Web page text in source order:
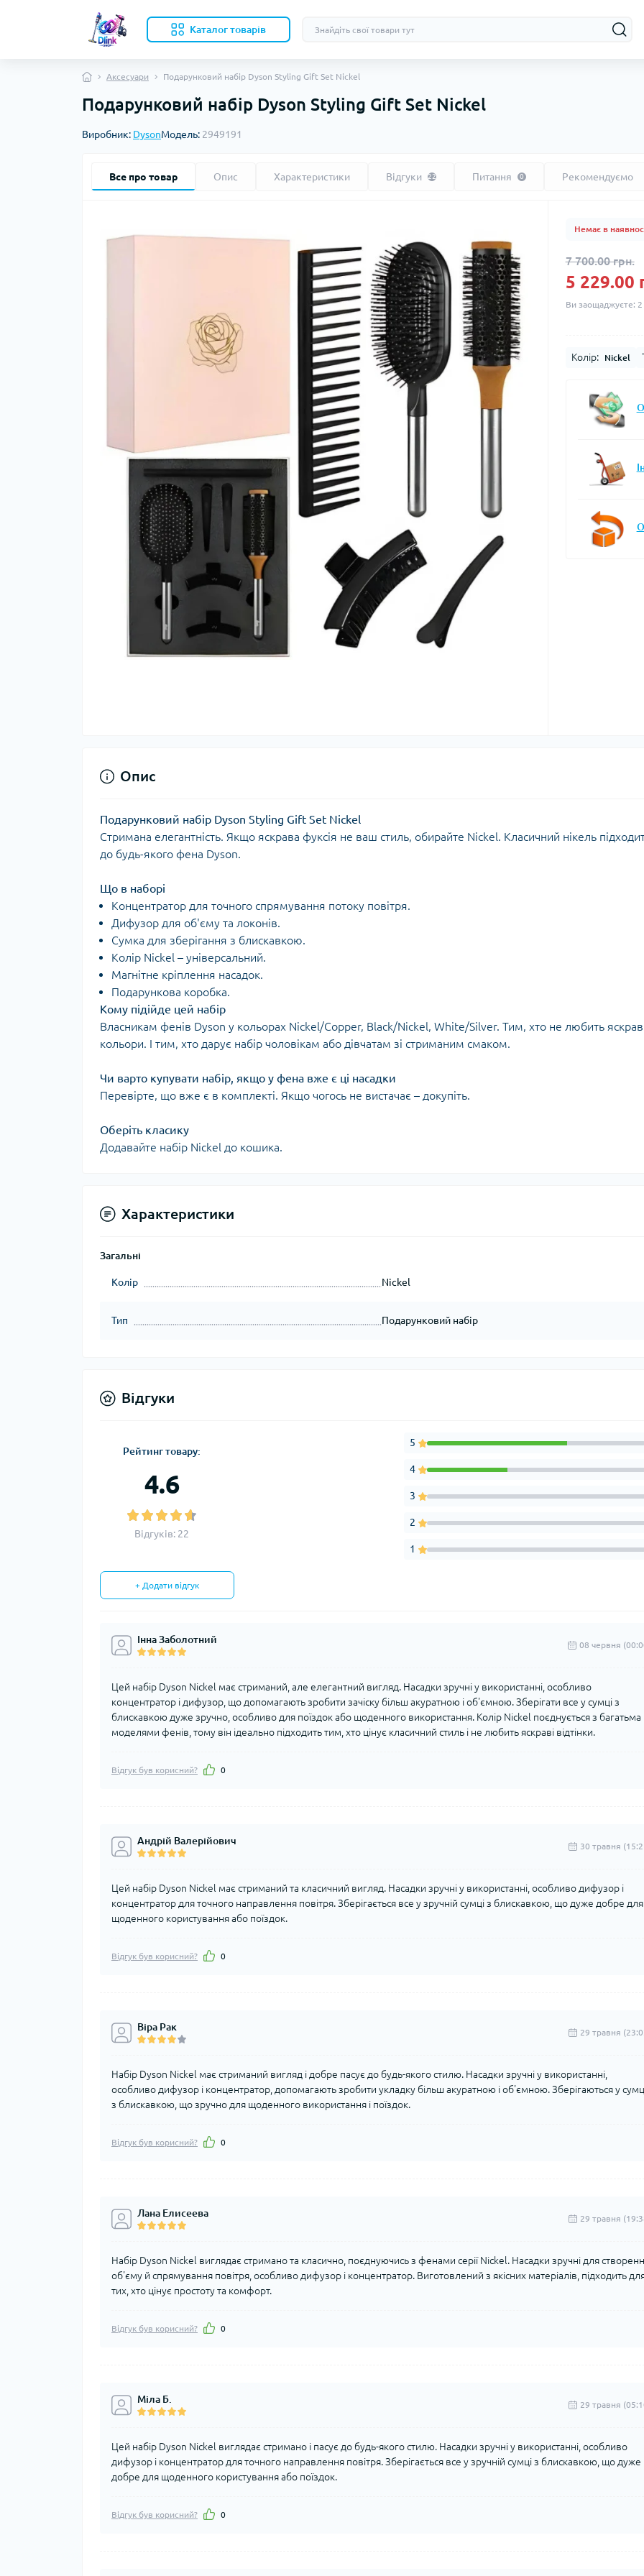
Каталог товарів
Аксесуари Подарунковий набір Dyson Styling Gift Set Nickel
Подарунковий набір Dyson Styling Gift Set Nickel
Виробник: DysonМодель: 2949191
Все про товар Опис Характеристики Відгуки 22 Питання 0 Рекомендуємо
Немає в
7 700.00 грн.
5 229.00
Ви заощаджуєте:
Колір: Nickel
Опис
Подарунковий набір Dyson Styling Gift Set Nickel
Стримана елегантність. Якщо яскрава фуксія не ваш стиль, обирайте Nickel. Класичний нікель
до будь-якого фена Dyson.
Що в наборі
Концентратор для точного спрямування потоку повітря.
Дифузор для об'єму та локонів.
Сумка для зберігання з блискавкою.
Колір Nickel – універсальний.
Магнітне кріплення насадок.
Подарункова коробка.
Кому підійде цей набір
Власникам фенів Dyson у кольорах Nickel/Copper, Black/Nickel, White/Silver. Тим, хто не любить
кольори. І тим, хто дарує набір чоловікам або дівчатам зі стриманим смаком.
Чи варто купувати набір, якщо у фена вже є ці насадки
Перевірте, що вже є в комплекті. Якщо чогось не вистачає – докупіть.
Оберіть класику
Додавайте набір Nickel до кошика.
Характеристики
Загальні
Колір Nickel
Тип Подарунковий набір
Відгуки
Рейтинг товару:
4.6
Відгуків: 22
5
4
3
2
1
+ Додати відгук
Інна Заболотний 08 червня
Цей набір Dyson Nickel має стриманий, але елегантний вигляд. Насадки зручні у використанні, особливо
концентратор і дифузор, що допомагають зробити зачіску більш акуратною і об'ємною. Зберігати все у сумці з
блискавкою дуже зручно, особливо для поїздок або щоденного використання. Колір Nickel поєднується з багатьма
моделями фенів, тому він ідеально підходить тим, хто цінує класичний стиль і не любить яскраві відтінки.
Відгук був корисний? 0
Андрій Валерійович 30 травня
Цей набір Dyson Nickel має стриманий та класичний вигляд. Насадки зручні у використанні, особливо дифузор і
концентратор для точного направлення повітря. Зберігається все у зручній сумці з блискавкою, що дуже добре для
щоденного користування або поїздок.
Відгук був корисний? 0
Віра Рак 29 травня
Набір Dyson Nickel має стриманий вигляд і добре пасує до будь-якого стилю. Насадки зручні у використанні,
особливо дифузор і концентратор, допомагають зробити укладку більш акуратною і об'ємною. Зберігаються у
з блискавкою, що зручно для щоденного використання і поїздок.
Відгук був корисний? 0
Лана Елисеева 29 травня
Набір Dyson Nickel виглядає стримано та класично, поєднуючись з фенами серії Nickel. Насадки зручні для
об'єму й спрямування повітря, особливо дифузор і концентратор. Виготовлений з якісних матеріалів, підходить
тих, хто цінує простоту та комфорт.
Відгук був корисний? 0
Міла Б. 29 травня
Цей набір Dyson Nickel виглядає стримано і пасує до будь-якого стилю. Насадки зручні у використанні, особливо
дифузор і концентратор для точного направлення повітря. Зберігається все у зручній сумці з блискавкою, що дуже
добре для щоденного користування або поїздок.
Відгук був корисний? 0